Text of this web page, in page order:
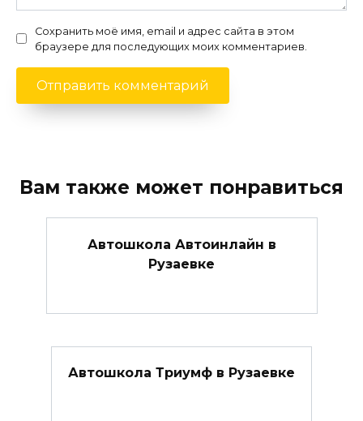
Сохранить моё имя, email и адрес сайта в этом
браузере для последующих моих комментариев.
Вам также может понравиться
Автошкола Автоинлайн в
Рузаевке
Автошкола Триумф в Рузаевке